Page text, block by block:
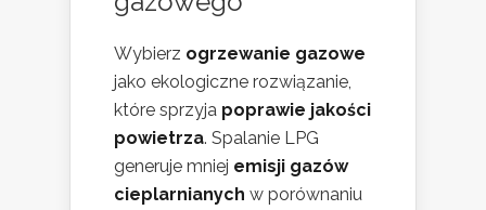
Wybierz ogrzewanie gazowe
jako ekologiczne rozwiązanie,
które sprzyja poprawie jakości
powietrza. Spalanie LPG
generuje mniej emisji gazów
cieplarnianych w porównaniu